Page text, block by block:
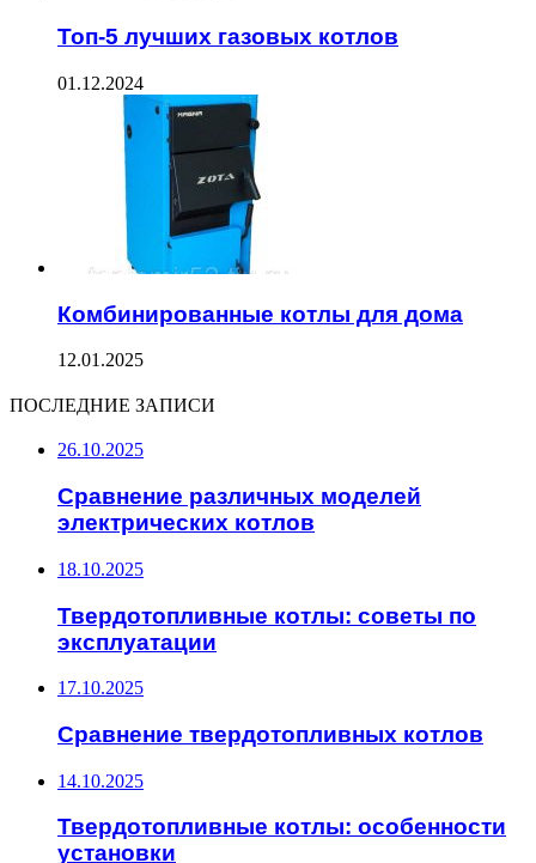
Топ-5 лучших газовых котлов
01.12.2024
Комбинированные котлы для дома
12.01.2025
ПОСЛЕДНИЕ ЗАПИСИ
26.10.2025
Сравнение различных моделей
электрических котлов
18.10.2025
Твердотопливные котлы: советы по
эксплуатации
17.10.2025
Сравнение твердотопливных котлов
14.10.2025
Твердотопливные котлы: особенности
установки